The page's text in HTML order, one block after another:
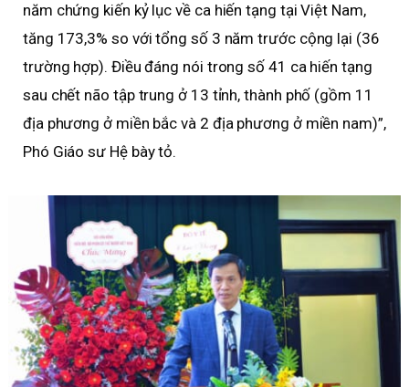
năm chứng kiến kỷ lục về ca hiến tạng tại Việt Nam,
tăng 173,3% so với tổng số 3 năm trước cộng lại (36
trường hợp). Điều đáng nói trong số 41 ca hiến tạng
sau chết não tập trung ở 13 tỉnh, thành phố (gồm 11
địa phương ở miền bắc và 2 địa phương ở miền nam)”,
Phó Giáo sư Hệ bày tỏ.